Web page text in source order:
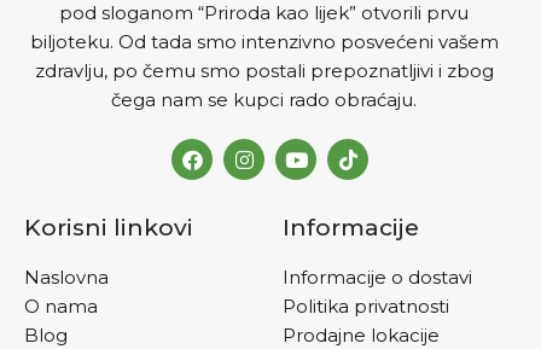
pod sloganom “Priroda kao lijek” otvorili prvu
biljoteku. Od tada smo intenzivno posvećeni vašem
zdravlju, po čemu smo postali prepoznatljivi i zbog
čega nam se kupci rado obraćaju.
Korisni linkovi
Naslovna
O nama
Blog
Informacije
Informacije o dostavi
Politika privatnosti
Prodajne lokacije